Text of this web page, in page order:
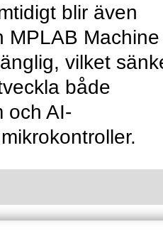
blir även
MPLAB Machine
vilket
både
och AI-